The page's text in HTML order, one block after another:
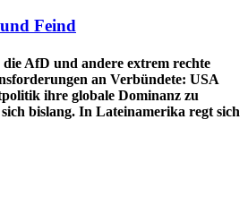
Feind
AfD und andere extrem rechte
an Verbündete: USA
ihre globale Dominanz zu
bislang. In Lateinamerika regt sich